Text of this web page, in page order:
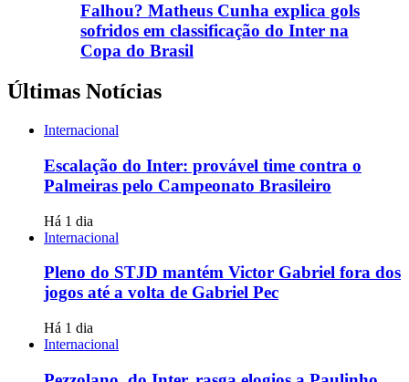
Falhou? Matheus Cunha explica gols
sofridos em classificação do Inter na
Copa do Brasil
Últimas Notícias
Internacional
Escalação do Inter: provável time contra o
Palmeiras pelo Campeonato Brasileiro
Há 1 dia
Internacional
Pleno do STJD mantém Victor Gabriel fora dos
jogos até a volta de Gabriel Pec
Há 1 dia
Internacional